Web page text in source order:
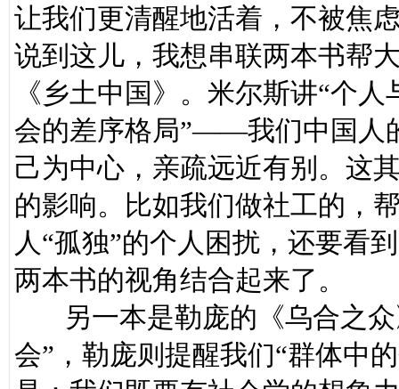
让我们更清醒地活着，不被焦
说到这儿，我想串联两本书帮
《乡土中国》。米尔斯讲“个
会的差序格局”——我们中国人
己为中心，亲疏远近有别。这
的影响。比如我们做社工的，
人“孤独”的个人困扰，还要看
两本书的视角结合起来了。
另一本是勒庞的《乌合之众
会”，勒庞则提醒我们“群体中